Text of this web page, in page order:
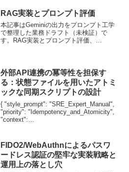
RAG実装とプロンプト評価
本記事はGeminiの出力をプロンプト工学
で整理した業務ドラフト（未検証）で
す。RAG実装とプロンプト評価、
外部API連携の冪等性を担保す
る：状態ファイルを用いたアトミ
ックな同期スクリプトの設計
{ "style_prompt": "SRE_Expert_Manual",
"priority": "Idempotency_and_Atomicity",
"context":
FIDO2/WebAuthnによるパスワ
ードレス認証の堅牢な実装戦略と
運用上の落とし穴